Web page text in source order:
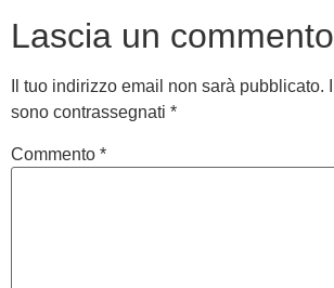
Lascia un commento
Il tuo indirizzo email non sarà pubblicato.
sono contrassegnati *
Commento *